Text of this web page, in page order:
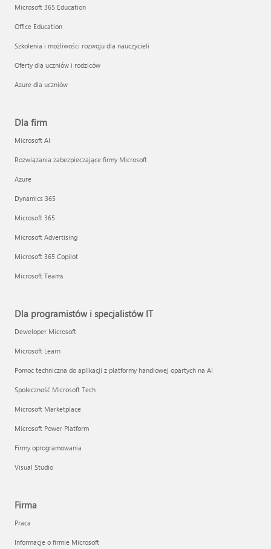
Microsoft 365 Education
Office Education
Szkolenia i możliwości rozwoju dla nauczycieli
Oferty dla uczniów i rodziców
Azure dla uczniów
Dla firm
Microsoft AI
Rozwiązania zabezpieczające firmy Microsoft
Azure
Dynamics 365
Microsoft 365
Microsoft Advertising
Microsoft 365 Copilot
Microsoft Teams
Dla programistów i specjalistów IT
Deweloper Microsoft
Microsoft Learn
Pomoc techniczna do aplikacji z platformy handlowej opartych na AI
Społeczność Microsoft Tech
Microsoft Marketplace
Microsoft Power Platform
Firmy oprogramowania
Visual Studio
Firma
Praca
Informacje o firmie Microsoft